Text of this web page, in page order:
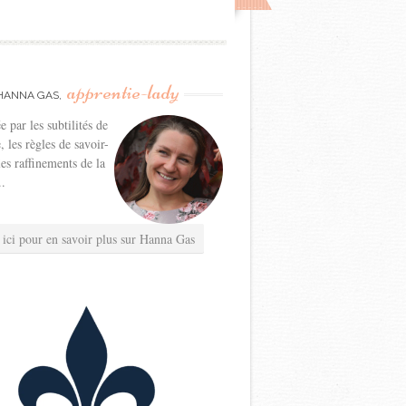
GAS, apprentie-lady
par les subtilités de
les règles de savoir-
raffinements de la
pour en savoir plus sur Hanna Gas